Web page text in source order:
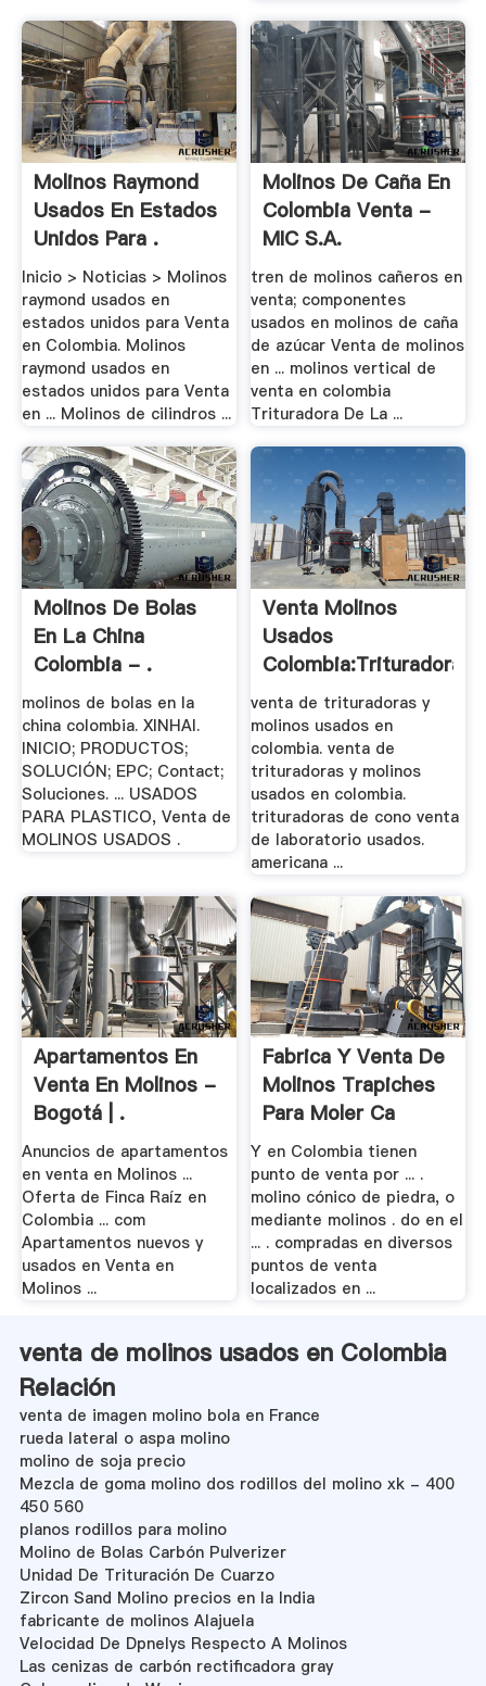
Molinos Raymond
Usados En Estados
Unidos Para .
Inicio > Noticias > Molinos
raymond usados en
estados unidos para Venta
en Colombia. Molinos
raymond usados en
estados unidos para Venta
en ... Molinos de cilindros ...
Molinos De Caña En
Colombia Venta -
MIC S.A.
tren de molinos cañeros en
venta; componentes
usados en molinos de caña
de azúcar Venta de molinos
en ... molinos vertical de
venta en colombia
Trituradora De La ...
Molinos De Bolas
En La China
Colombia - .
molinos de bolas en la
china colombia. XINHAI.
INICIO; PRODUCTOS;
SOLUCIÓN; EPC; Contact;
Soluciones. ... USADOS
PARA PLASTICO, Venta de
MOLINOS USADOS .
Venta Molinos
Usados
Colombia:Trituradora
Y .
venta de trituradoras y
molinos usados en
colombia. venta de
trituradoras y molinos
usados en colombia.
trituradoras de cono venta
de laboratorio usados.
americana ...
Apartamentos En
Venta En Molinos -
Bogotá | .
Anuncios de apartamentos
en venta en Molinos ...
Oferta de Finca Raíz en
Colombia ... com
Apartamentos nuevos y
usados en Venta en
Molinos ...
Fabrica Y Venta De
Molinos Trapiches
Para Moler Ca
Y en Colombia tienen
punto de venta por ... .
molino cónico de piedra, o
mediante molinos . do en el
... . compradas en diversos
puntos de venta
localizados en ...
venta de molinos usados en Colombia
Relación
venta de imagen molino bola en France
rueda lateral o aspa molino
molino de soja precio
Mezcla de goma molino dos rodillos del molino xk - 400
450 560
planos rodillos para molino
Molino de Bolas Carbón Pulverizer
Unidad De Trituración De Cuarzo
Zircon Sand Molino precios en la India
fabricante de molinos Alajuela
Velocidad De Dpnelys Respecto A Molinos
Las cenizas de carbón rectificadora gray